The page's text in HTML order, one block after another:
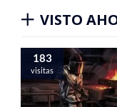
VISTO
183
visitas